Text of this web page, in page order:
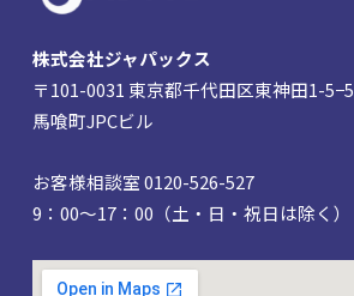
株式会社ジャパックス
〒101-0031 東京都千代田区東神田1-5−5
馬喰町JPCビル
お客様相談室 0120-526-527
9：00～17：00（土・日・祝日は除く）